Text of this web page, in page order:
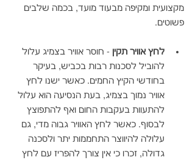
מקצועית ומקיפה מבעוד מועד, בכמה שלבים
פשוטים.
לחץ אוויר תקין - חוסר אוויר בצמיג עלול
להוביל לסכנות רבות בכביש, בעיקר
בחודשי הקיץ החמים. כאשר ישנו לחץ
אוויר נמוך בצמיג, בעת הנסיעה הוא עלול
להתעוות בעקבות החום ואף להתפוצץ
לבסוף. כאשר לחץ האוויר גבוה מדי, גם
עלולה להיווצר התחממות יתר ולסכנה
גדולה, זכרו כי אין צורך להפריז עם לחץ